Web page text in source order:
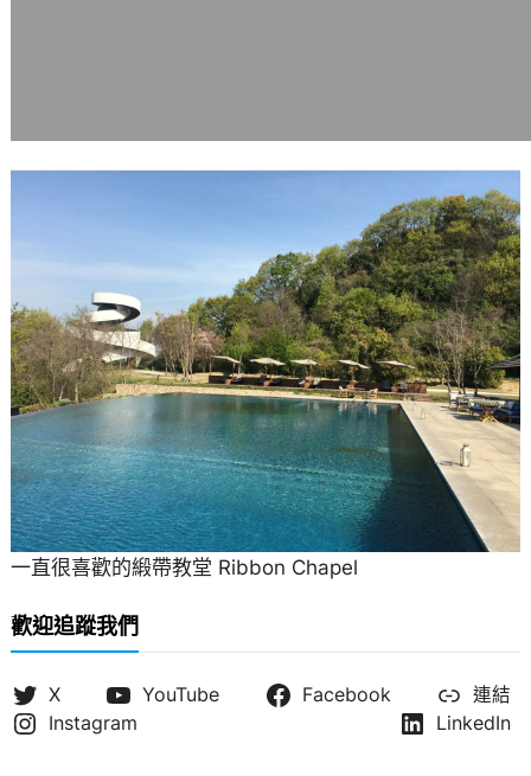
一直很喜歡的緞帶教堂 Ribbon Chapel
歡迎追蹤我們
X YouTube Facebook
連結
Instagram
LinkedIn